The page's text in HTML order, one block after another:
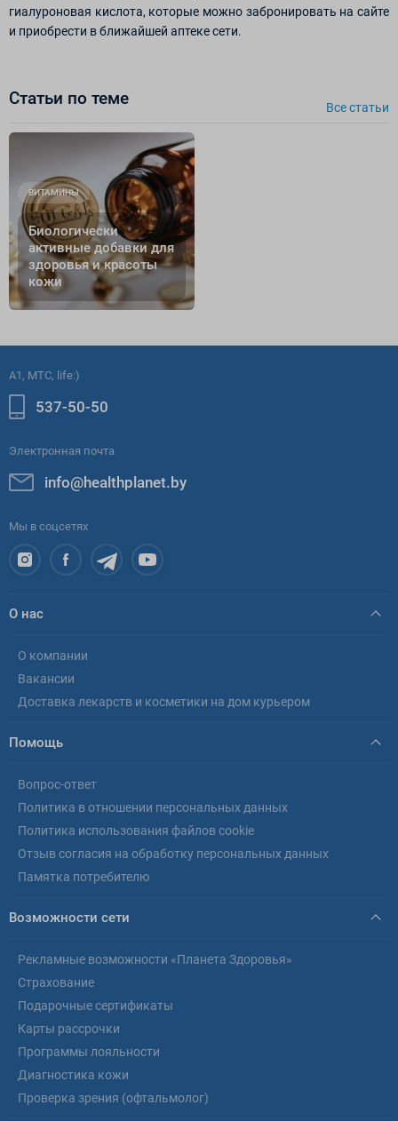
гиалуроновая кислота, которые можно забронировать на сайте
и приобрести в ближайшей аптеке сети.
Статьи по теме Все cтатьи
ВИТАМИНЫ
Биологически
активные добавки для
здоровья и красоты
кожи
A1, МТС, life:)
537-50-50
Электронная почта
info@healthplanet.by
Мы в соцсетях
О нас
О компании
Вакансии
Доставка лекарств и косметики на дом курьером
Помощь
Вопрос-ответ
Политика в отношении персональных данных
Политика использования файлов cookie
Отзыв согласия на обработку персональных данных
Памятка потребителю
Возможности сети
Рекламные возможности «Планета Здоровья»
Страхование
Подарочные сертификаты
Карты рассрочки
Программы лояльности
Диагностика кожи
Проверка зрения (офтальмолог)